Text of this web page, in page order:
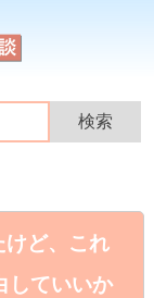
けど、これ
していいか